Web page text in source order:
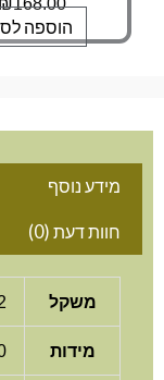
הוספה
מידע נוסף
חוות דעת (0)
משקל
מידות